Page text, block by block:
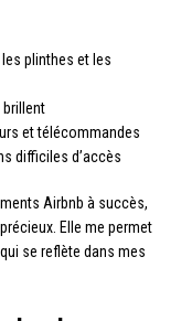
plinthes et les
brillent
et télécommandes
difficiles d’accès
Airbnb à succès,
Elle me permet
se reflète dans mes